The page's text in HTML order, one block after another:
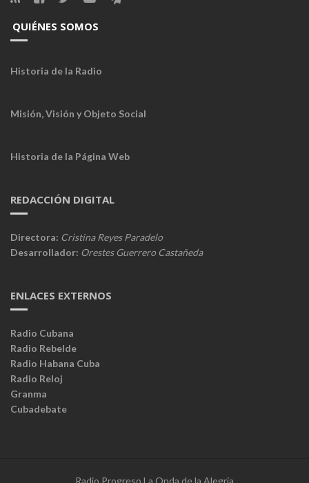
QUIÉNES SOMOS
Historia de la Radio
Misión, Visión y Objeto Social
Historia de la Página Web
REDACCIÓN DIGITAL
Directora: Cristina Reyes Paradelo
Desarrollador: Orestes Guerrero Castañeda
ENLACES EXTERNOS
Radio Cubana
Radio Rebelde
Radio Habana Cuba
Radio Reloj
Granma
Cubadebate